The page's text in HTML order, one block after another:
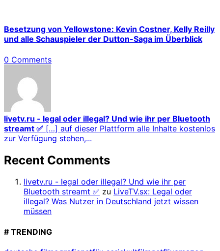
Besetzung von Yellowstone: Kevin Costner, Kelly Reilly
und alle Schauspieler der Dutton-Saga im Überblick
0 Comments
livetv.ru - legal oder illegal? Und wie ihr per Bluetooth
streamt ✅ […] auf dieser Plattform alle Inhalte kostenlos
zur Verfügung stehen,...
Recent Comments
livetv.ru - legal oder illegal? Und wie ihr per
Bluetooth streamt ✅ zu LiveTV.sx: Legal oder
illegal? Was Nutzer in Deutschland jetzt wissen
müssen
# TRENDING